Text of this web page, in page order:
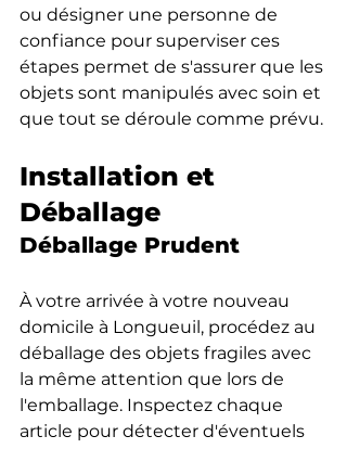
ou désigner une personne de
confiance pour superviser ces
étapes permet de s'assurer que les
objets sont manipulés avec soin et
que tout se déroule comme prévu.
Installation et
Déballage
Déballage Prudent
À votre arrivée à votre nouveau
domicile à Longueuil, procédez au
déballage des objets fragiles avec
la même attention que lors de
l'emballage. Inspectez chaque
article pour détecter d'éventuels